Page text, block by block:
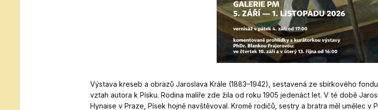
Výstava kreseb a obrazů Jaroslava Krále (1883–1942), sestavená ze sbírkového
vztah autora k Písku. Rodina malíře zde žila od roku 1905 jedenáct let. V té době
Hynaise v Praze, Písek hojně navštěvoval. Kromě rodičů, sestry a bratra měl umělec v